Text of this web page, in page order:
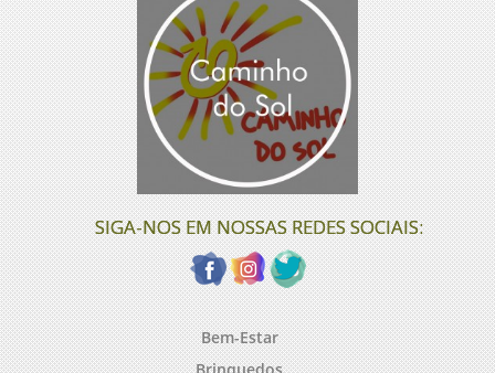
SIGA-NOS EM NOSSAS REDES SOCIAIS:
Bem-Estar